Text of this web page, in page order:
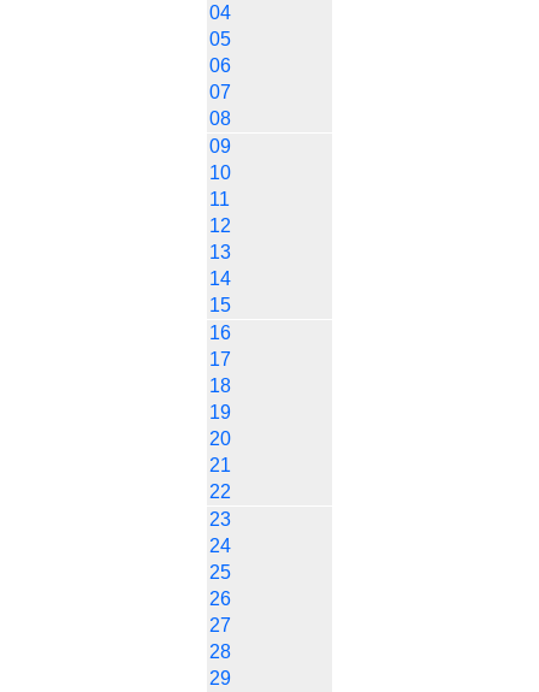
04
05
06
07
08
09
10
11
12
13
14
15
16
17
18
19
20
21
22
23
24
25
26
27
28
29